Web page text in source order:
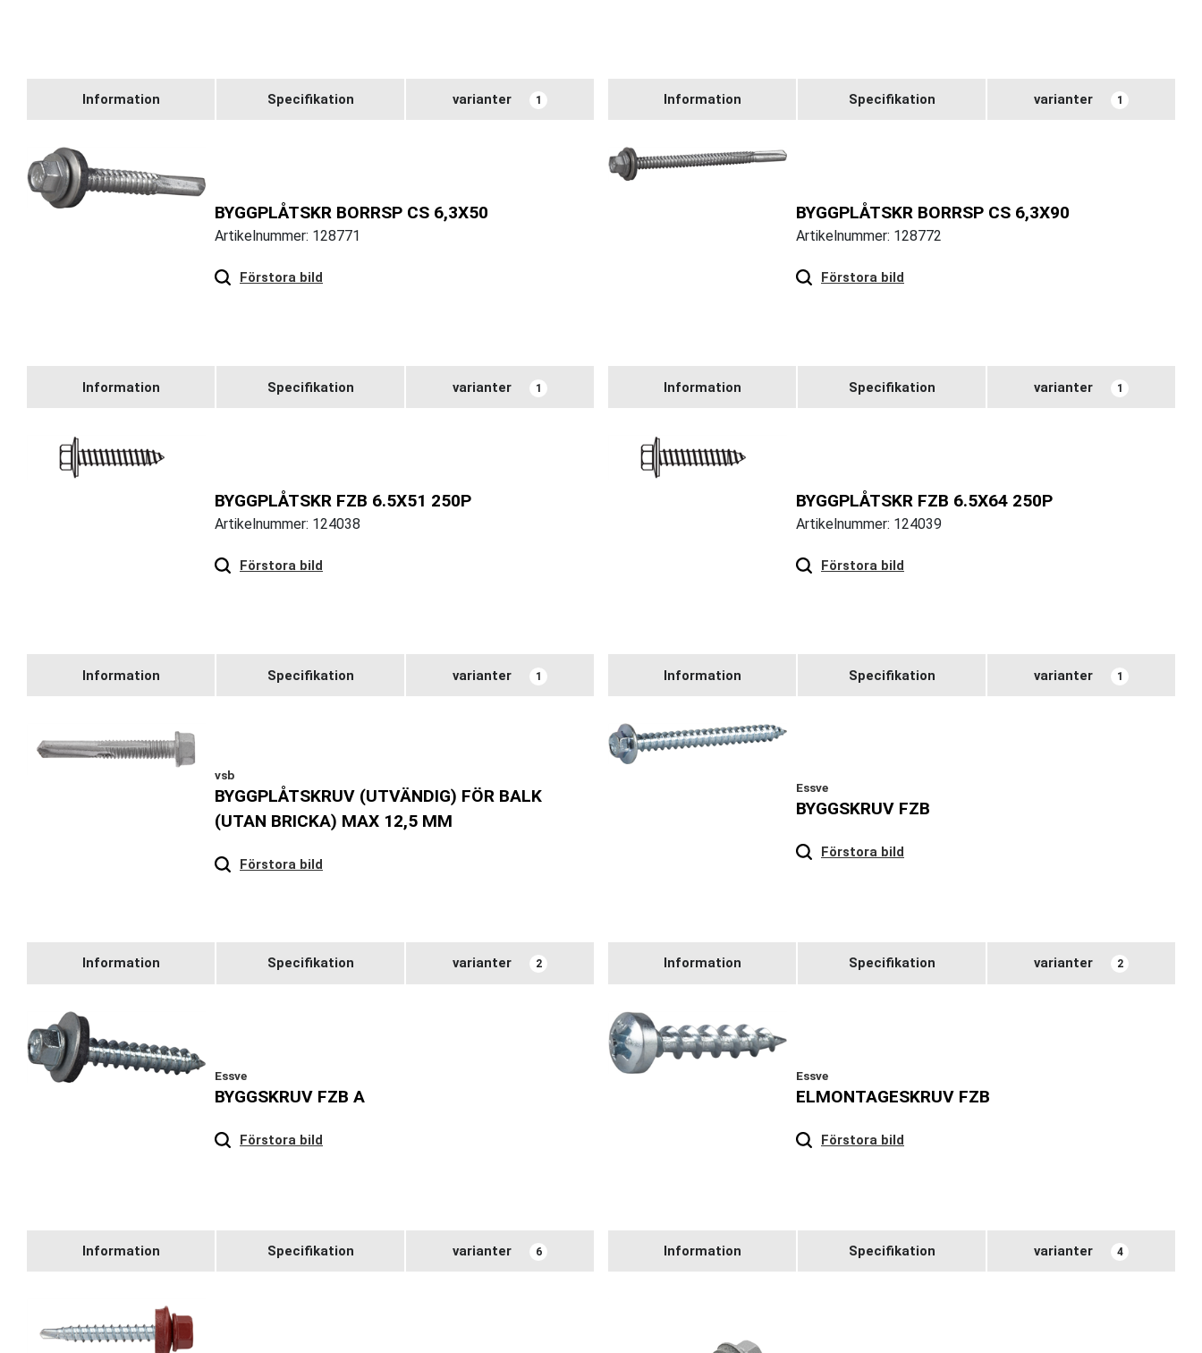
Information Specifikation varianter 1 Information Specifikation varianter 1
BYGGPLÅTSKR BORRSP CS 6,3X50
Artikelnummer: 128771
Förstora bild
Information Specifikation varianter 1
BYGGPLÅTSKR BORRSP CS 6,3X90
Artikelnummer: 128772
Förstora bild
Information Specifikation varianter 1
BYGGPLÅTSKR FZB 6.5X51 250P
Artikelnummer: 124038
Förstora bild
Information Specifikation varianter 1
BYGGPLÅTSKR FZB 6.5X64 250P
Artikelnummer: 124039
Förstora bild
Information Specifikation varianter 1
vsb
BYGGPLÅTSKRUV (UTVÄNDIG) FÖR BALK
(UTAN BRICKA) MAX 12,5 MM
Förstora bild
Information Specifikation varianter 2
Essve
BYGGSKRUV FZB
Förstora bild
Information Specifikation varianter 2
Essve
BYGGSKRUV FZB A
Förstora bild
Information Specifikation varianter 6
Essve
ELMONTAGESKRUV FZB
Förstora bild
Information Specifikation varianter 4